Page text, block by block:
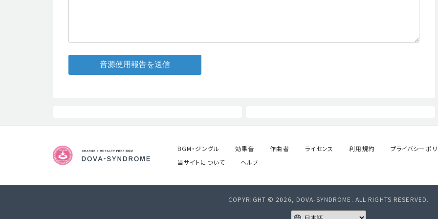
音源使用報告を送信
BGM・ジングル 効果音 作曲者 ライセンス 利用規約 プライバシーポ
当サイトについて
ヘルプ
COPYRIGHT © 2026, DOVA-SYNDROME. ALL RIGHTS RESERVED.